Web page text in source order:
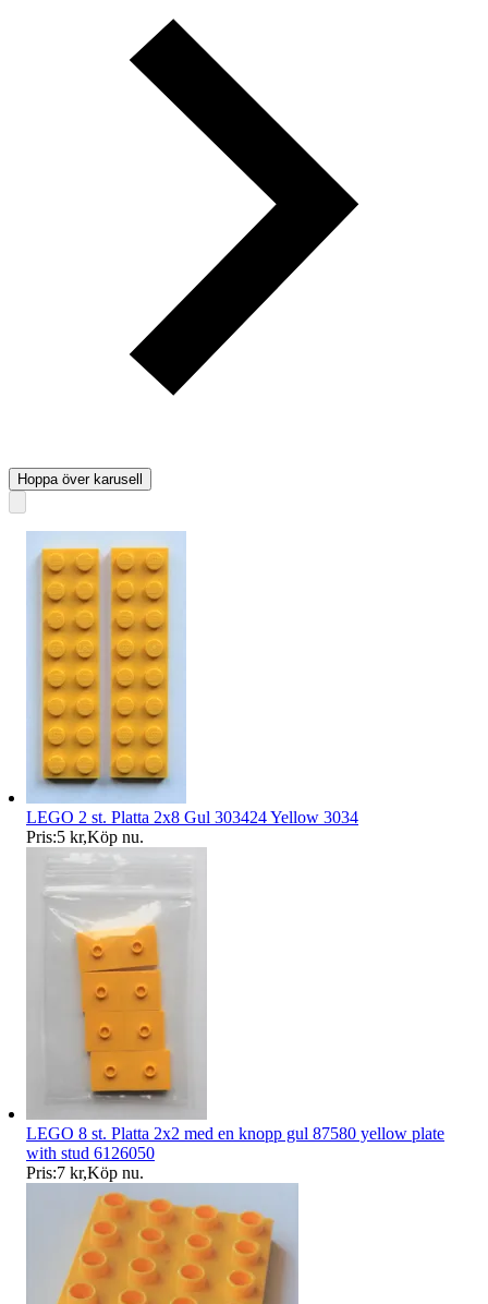
Hoppa över karusell
LEGO 2 st. Platta 2x8 Gul 303424 Yellow 3034
Pris:5 kr,Köp nu.
LEGO 8 st. Platta 2x2 med en knopp gul 87580 yellow plate
with stud 6126050
Pris:7 kr,Köp nu.